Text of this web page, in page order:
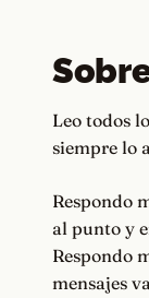
Leo todos
siempre lo
Respondo
al punto y
Respondo
mensajes